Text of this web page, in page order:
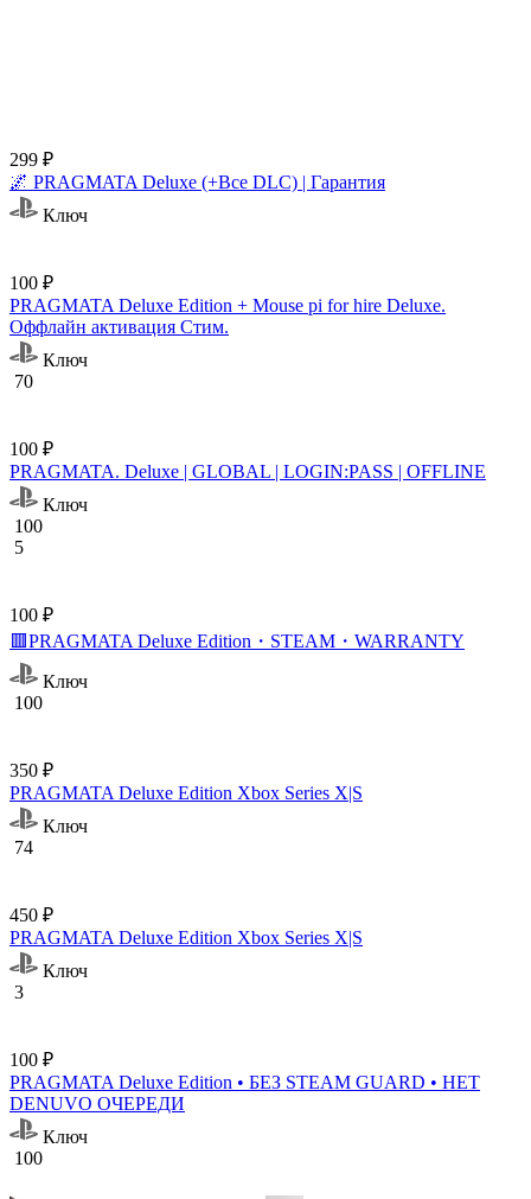
299 ₽
🌌 PRAGMATA Deluxe (+Все DLC) | Гарантия
Ключ
100 ₽
PRAGMATA Deluxe Edition + Mouse pi for hire Deluxe.
Оффлайн активация Cтим.
Ключ
70
100 ₽
PRAGMATA. Deluxe | GLOBAL | LOGIN:PASS | OFFLINE
Ключ
100
5
100 ₽
🟥PRAGMATA Deluxe Edition・STEAM・WARRANTY
Ключ
100
350 ₽
PRAGMATA Deluxe Edition Xbox Series X|S
Ключ
74
450 ₽
PRAGMATA Deluxe Edition Xbox Series X|S
Ключ
3
100 ₽
PRAGMATA Deluxe Edition • БЕЗ STEAM GUARD • НЕТ
DENUVO ОЧЕРЕДИ
Ключ
100